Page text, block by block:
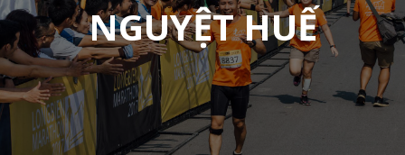
NGUYỆT HUẾ